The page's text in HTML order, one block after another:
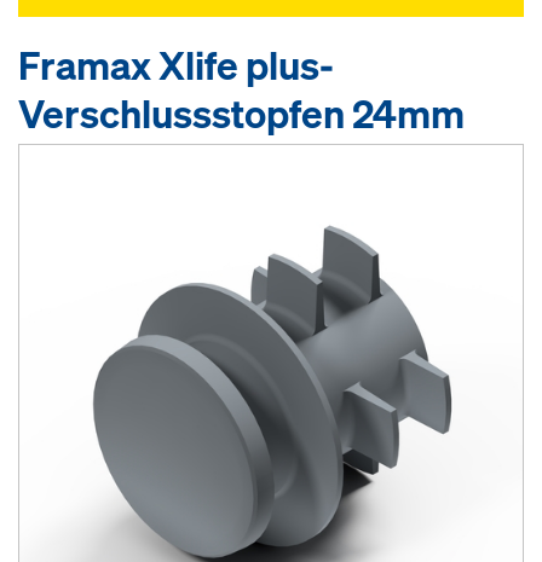
Framax Xlife plus-
Verschlussstopfen 24mm